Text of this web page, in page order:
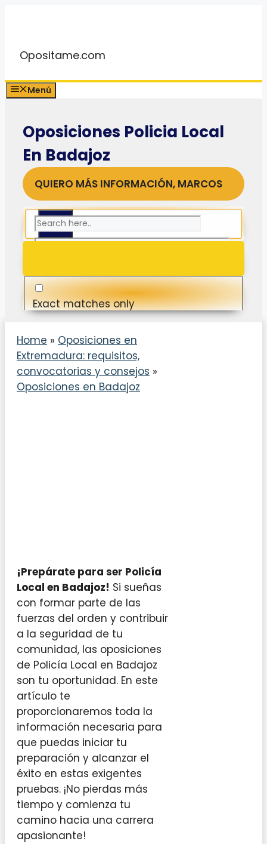
Opositame.com
Menú
Oposiciones Policia Local
En Badajoz
QUIERO MÁS INFORMACIÓN, MARCOS
Exact matches only
Search in title
Search in content
Home » Oposiciones en
Extremadura: requisitos,
convocatorias y consejos »
Oposiciones en Badajoz
¡Prepárate para ser Policía
Local en Badajoz! Si sueñas
con formar parte de las
fuerzas del orden y contribuir
a la seguridad de tu
comunidad, las oposiciones
de Policía Local en Badajoz
son tu oportunidad. En este
artículo te
proporcionaremos toda la
información necesaria para
que puedas iniciar tu
preparación y alcanzar el
éxito en estas exigentes
pruebas. ¡No pierdas más
tiempo y comienza tu
camino hacia una carrera
apasionante!